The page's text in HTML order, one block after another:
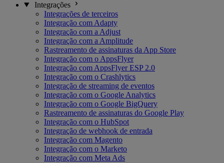
Integrações
Integrações de terceiros
Integração com Adapty
Integração com a Adjust
Integração com a Amplitude
Rastreamento de assinaturas da App Store
Integração com o AppsFlyer
Integração com AppsFlyer ESP 2.0
Integração com o Crashlytics
Integração de streaming de eventos
Integração com o Google Analytics
Integração com o Google BigQuery
Rastreamento de assinaturas do Google Play
Integração com o HubSpot
Integração de webhook de entrada
Integração com Magento
Integração com o Marketo
Integração com Meta Ads